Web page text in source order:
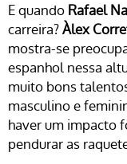
E quando Rafael
carreira?Àlex
mostra-se
espanhol nessa
muito bons
masculino e
haver um impacto
pendurar as